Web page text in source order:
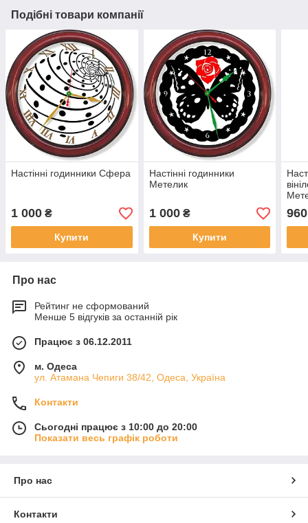
Подібні товари компанії
Настінні годинники Сфера
1 000 ₴
Купити
Настінні годинники
Метелик
1 000₴
Купити
960
Про нас
Рейтинг не сформований
Менше 5 відгуків за останній рік
Працює з 06.12.2011
м. Одеса
ул. Атамана Чепиги 38/42, Одеса, Україна
Контакти
Сьогодні працює з 10:00 до 20:00
Показати весь графік роботи
Про нас
Контакти